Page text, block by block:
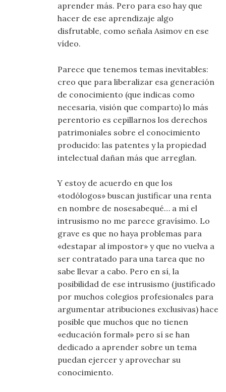
aprender más. Pero para eso hay que
hacer de ese aprendizaje algo
disfrutable, como señala Asimov en ese
vídeo.
Parece que tenemos temas inevitables:
creo que para liberalizar esa generación
de conocimiento (que indicas como
necesaria, visión que comparto) lo más
perentorio es cepillarnos los derechos
patrimoniales sobre el conocimiento
producido: las patentes y la propiedad
intelectual dañan más que arreglan.
Y estoy de acuerdo en que los
«todólogos» buscan justificar una renta
en nombre de nosesabequé… a mí el
intrusismo no me parece gravísimo. Lo
grave es que no haya problemas para
«destapar al impostor» y que no vuelva a
ser contratado para una tarea que no
sabe llevar a cabo. Pero en sí, la
posibilidad de ese intrusismo (justificado
por muchos colegios profesionales para
argumentar atribuciones exclusivas) hace
posible que muchos que no tienen
«educación formal» pero sí se han
dedicado a aprender sobre un tema
puedan ejercer y aprovechar su
conocimiento.